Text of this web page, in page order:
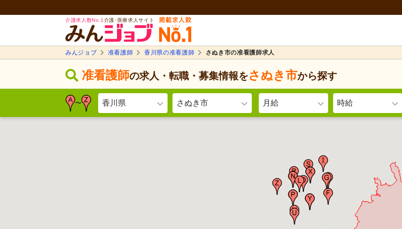
介護求人数No.1 介護･医療求人サイト
みんジョブ 准看護師 香川県の准看護師 さぬき市の准看護師求人
准看護師の求人・転職・募集情報をさぬき市から探す
〜 香川県 さぬき市 月給 時給